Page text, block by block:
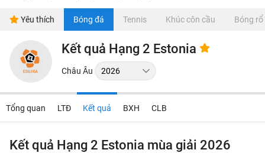
Yêu thích Bóng đá Tennis Khúc côn cầu Bóng rổ
Kết quả Hạng 2 Estonia
Châu Âu
Tổng quan LTĐ Kết quả BXH CLB
Kết quả Hạng 2 Estonia mùa giải 2026